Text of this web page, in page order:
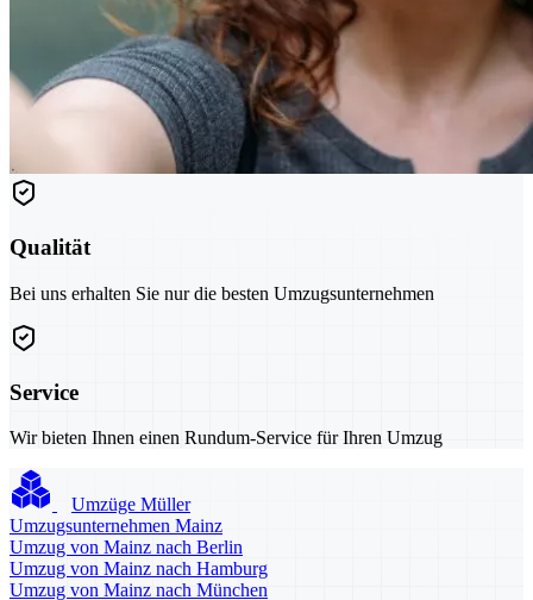
Qualität
Bei uns erhalten Sie nur die besten Umzugsunternehmen
Service
Wir bieten Ihnen einen Rundum-Service für Ihren Umzug
Umzüge Müller
Umzugsunternehmen Mainz
Umzug von Mainz nach Berlin
Umzug von Mainz nach Hamburg
Umzug von Mainz nach München